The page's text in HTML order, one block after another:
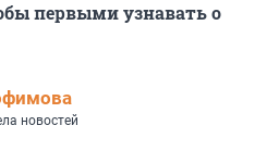
первыми узнавать о
новостей